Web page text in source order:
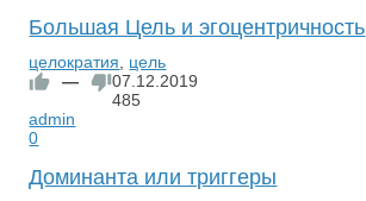
Большая Цель и эгоцентричность
целократия
цель
—
07.12.2019
485
admin
0
Доминанта или триггеры